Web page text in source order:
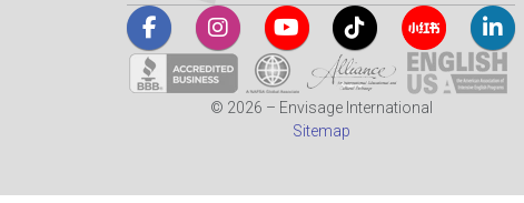
© 2026 – Envisage International
Sitemap